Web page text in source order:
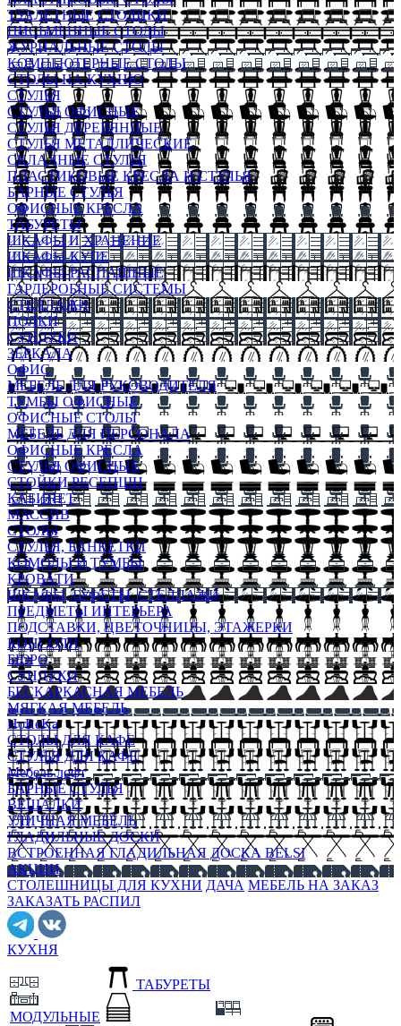
ТУАЛЕТНЫЕ СТОЛИКИ
ПИСЬМЕННЫЕ СТОЛЫ
ЖУРНАЛЬНЫЕ СТОЛЫ
КОМПЬЮТЕРНЫЕ СТОЛЫ
СТОЛЫ НА КУХНЮ
СТУЛЬЯ
СТУЛЬЯ ОФИСНЫЕ
СТУЛЬЯ ДЕРЕВЯННЫЕ
СТУЛЬЯ МЕТАЛЛИЧЕСКИЕ
СКЛАДНЫЕ СТУЛЬЯ
ПЛАСТИКОВЫЕ КРЕСЛА И СТУЛЬЯ
БАРНЫЕ СТУЛЬЯ
ОФИСНЫЕ КРЕСЛА
ТАБУРЕТЫ
ШКАФЫ И ХРАНЕНИЕ
ШКАФЫ-КУПЕ
ШКАФЫ-РАСПАШНЫЕ
ГАРДЕРОБНЫЕ СИСТЕМЫ
СТЕЛЛАЖИ
ПОЛКИ
СУНДУКИ
ЗЕРКАЛА
ОФИС
МЕБЕЛЬ ДЛЯ РУКОВОДИТЕЛЯ
ТУМБЫ ОФИСНЫЕ
ОФИСНЫЕ СТОЛЫ
МЕБЕЛЬ ДЛЯ ПЕРСОНАЛА
ОФИСНЫЕ КРЕСЛА
СТУЛЬЯ ОФИСНЫЕ
СТОЙКИ РЕСЕПШН
КАБИНЕТ
МАССИВ
СТОЛЫ
СТУЛЬЯ, БАНКЕТКИ
КОМОДЫ И ТУМБЫ
КРОВАТИ
ШКАФЫ, БУФЕТЫ, СТЕЛЛАЖИ
ПРЕДМЕТЫ ИНТЕРЬЕРА
ПОДСТАВКИ, ЦВЕТОЧНИЦЫ, ЭТАЖЕРКИ
КОНСОЛИ
БЮРО
СУНДУКИ
БЕСКАРКАСНАЯ МЕБЕЛЬ
МЯГКАЯ МЕБЕЛЬ
HoReKa
СТОЛЫ ДЛЯ КАФЕ
СТУЛЬЯ ДЛЯ КАФЕ
Мебель лофт
БАРНЫЕ СТУЛЬЯ
ВЕШАЛКИ
УЛИЧНАЯ МЕБЕЛЬ
ГЛАДИЛЬНЫЕ ДОСКИ
ВСТРОЕННАЯ ГЛАДИЛЬНАЯ ДОСКА BELSI
АКЦИИ
СТОЛЕШНИЦЫ ДЛЯ КУХНИ ДАЧА МЕБЕЛЬ НА ЗАКАЗ
ЗАКАЗАТЬ РАСПИЛ
КУХНЯ
МОДУЛЬНЫЕ
ТАБУРЕТЫ